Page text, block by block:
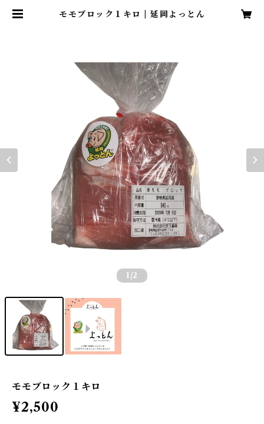
モモブロック１キロ | 延岡よっとん
1 /2
モモブロック１キロ
¥2,500